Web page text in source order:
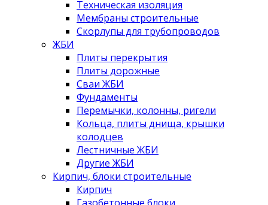
Техническая изоляция
Мембраны строительные
Скорлупы для трубопроводов
ЖБИ
Плиты перекрытия
Плиты дорожные
Сваи ЖБИ
Фундаменты
Перемычки, колонны, ригели
Кольца, плиты днища, крышки
колодцев
Лестничные ЖБИ
Другие ЖБИ
Кирпич, блоки строительные
Кирпич